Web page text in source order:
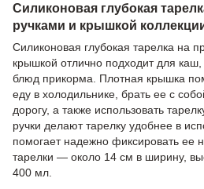
Силиконовая глубокая
ручками и крышкой
Силиконовая глубокая тарелка на
крышкой отлично подходит для
блюд прикорма. Плотная крышка
еду в холодильнике, брать ее с
дорогу, а также использовать
ручки делают тарелку удобнее в
помогает надежно фиксировать ее
тарелки — около 14 см в ширину,
400 мл.